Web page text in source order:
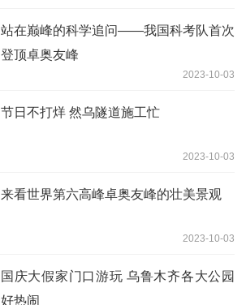
站在巅峰的科学追问——我国科考队首次
登顶卓奥友峰
2023-10-03
节日不打烊 然乌隧道施工忙
2023-10-03
来看世界第六高峰卓奥友峰的壮美景观
2023-10-03
国庆大假家门口游玩 乌鲁木齐各大公园
好热闹